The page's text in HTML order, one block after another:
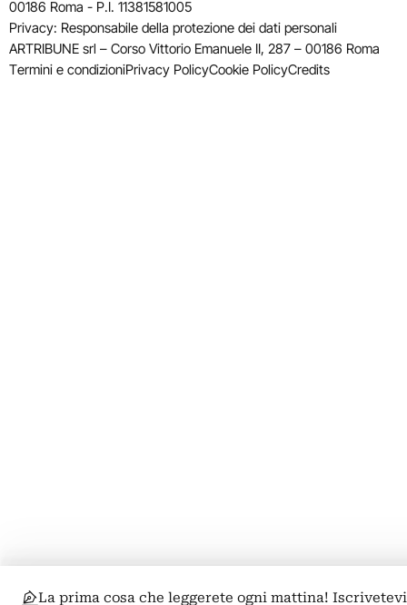
00186 Roma - P.I. 11381581005
Privacy: Responsabile della protezione dei dati personali
ARTRIBUNE srl – Corso Vittorio Emanuele II, 287 – 00186 Roma
Termini e condizioniPrivacy PolicyCookie PolicyCredits
La prima cosa che leggerete ogni mattina! Iscrivetevi